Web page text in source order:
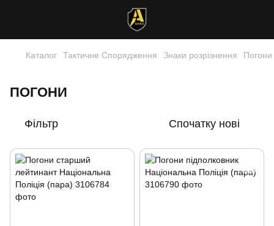
Каталог Тактичне Спорядження Знаки розрізнення Погони
ПОГОНИ
Фільтр Спочатку нові